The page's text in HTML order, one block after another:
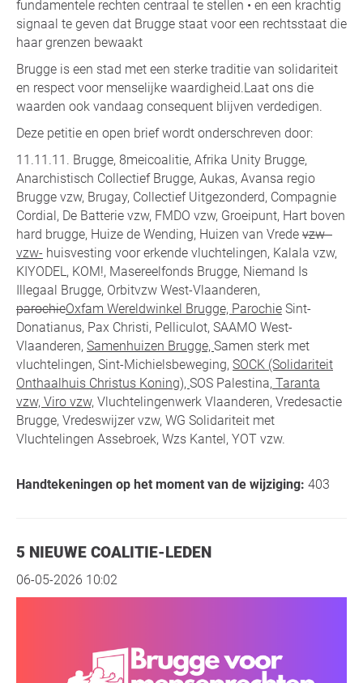
fundamentele rechten centraal te stellen • en een krachtig
signaal te geven dat Brugge staat voor een rechtsstaat die
haar grenzen bewaakt
Brugge is een stad met een sterke traditie van solidariteit
en respect voor menselijke waardigheid.Laat ons die
waarden ook vandaag consequent blijven verdedigen.
Deze petitie en open brief wordt onderschreven door:
11.11.11. Brugge, 8meicoalitie, Afrika Unity Brugge,
Anarchistisch Collectief Brugge, Aukas, Avansa regio
Brugge vzw, Brugay, Collectief Uitgezonderd, Compagnie
Cordial, De Batterie vzw, FMDO vzw, Groeipunt, Hart boven
hard brugge, Huize de Wending, Huizen van Vrede vzw -
vzw- huisvesting voor erkende vluchtelingen, Kalala vzw,
KIYODEL, KOM!, Masereelfonds Brugge, Niemand Is
Illegaal Brugge, Orbitvzw West-Vlaanderen,
parochieOxfam Wereldwinkel Brugge, Parochie Sint-
Donatianus, Pax Christi, Pelliculot, SAAMO West-
Vlaanderen, Samenhuizen Brugge, Samen sterk met
vluchtelingen, Sint-Michielsbeweging, SOCK (Solidariteit
Onthaalhuis Christus Koning), SOS Palestina, Taranta
vzw, Viro vzw, Vluchtelingenwerk Vlaanderen, Vredesactie
Brugge, Vredeswijzer vzw, WG Solidariteit met
Vluchtelingen Assebroek, Wzs Kantel, YOT vzw.
Handtekeningen op het moment van de wijziging: 403
5 NIEUWE COALITIE-LEDEN
06-05-2026 10:02